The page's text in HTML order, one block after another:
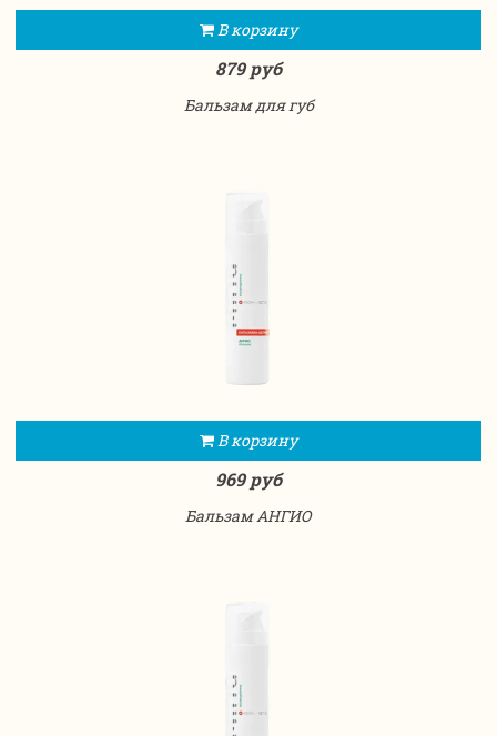
В корзину
879 руб
Бальзам для губ
В корзину
969 руб
Бальзам АНГИО